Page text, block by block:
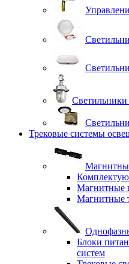
Трековые системы
Магнитные
Магнитные
Блоки
систем